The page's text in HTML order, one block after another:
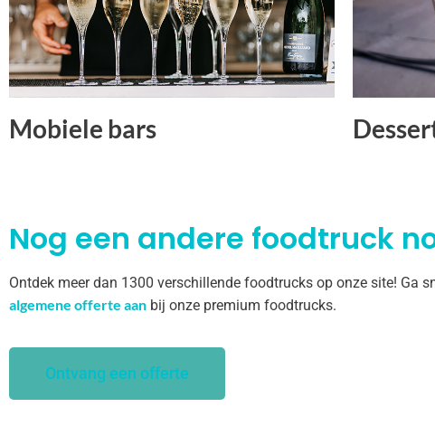
Mobiele bars
Nog een andere foodtruck
Ontdek meer dan 1300 verschillende foodtrucks op onze site! Ga
algemene offerte aan bij onze premium foodtrucks.
Ontvang een offerte